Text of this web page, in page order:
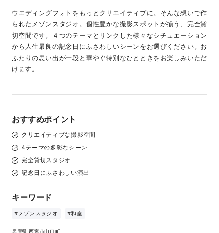
ウエディングフォトをもっとクリエイティブに。そんな想いで作
られたメゾンスタジオ。個性豊かな撮影スポットが揃う、完全貸
切空間です。４つのテーマとリンクした様々なシチュエーション
から人生最良の記念日にふさわしいシーンをお選びください。お
ふたりの思い出が一段と華やぐ特別なひとときをお楽しみいただ
けます。
おすすめポイント
クリエイティブな撮影空間
4テーマの多彩なシーン
完全貸切スタジオ
記念日にふさわしい演出
キーワード
#メゾンスタジオ #和室
兵庫県 西宮市山口町